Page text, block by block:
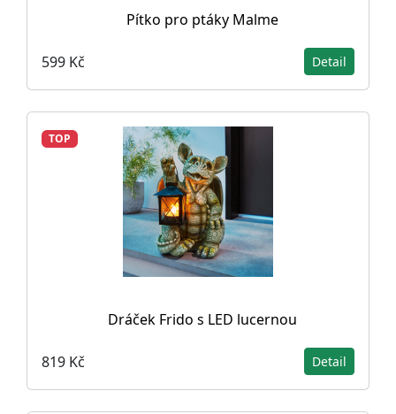
Pítko pro ptáky Malme
599 Kč Detail
TOP
Dráček Frido s LED lucernou
819 Kč Detail